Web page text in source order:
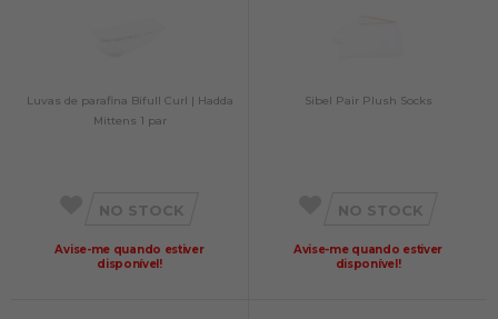
Luvas de parafina Bifull Curl | Hadda
Mittens 1 par
NO STOCK
Avise-me quando estiver
disponível!
Sibel Pair Plush Socks
NO STOCK
Avise-me quando estiver
disponível!